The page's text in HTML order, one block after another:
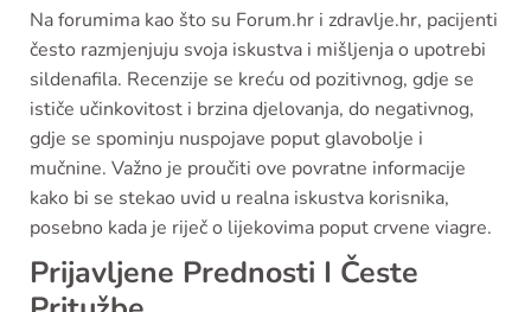
Na forumima kao što su Forum.hr i zdravlje.hr, pacijenti
često razmjenjuju svoja iskustva i mišljenja o upotrebi
sildenafila. Recenzije se kreću od pozitivnog, gdje se
ističe učinkovitost i brzina djelovanja, do negativnog,
gdje se spominju nuspojave poput glavobolje i
mučnine. Važno je proučiti ove povratne informacije
kako bi se stekao uvid u realna iskustva korisnika,
posebno kada je riječ o lijekovima poput crvene viagre.
Prijavljene Prednosti I Česte